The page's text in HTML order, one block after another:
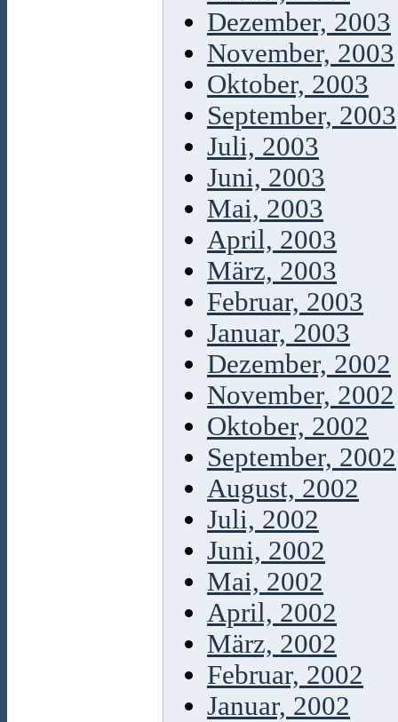
Dezember, 2003
November, 2003
Oktober, 2003
September, 2003
Juli, 2003
Juni, 2003
Mai, 2003
April, 2003
März, 2003
Februar, 2003
Januar, 2003
Dezember, 2002
November, 2002
Oktober, 2002
September, 2002
August, 2002
Juli, 2002
Juni, 2002
Mai, 2002
April, 2002
März, 2002
Februar, 2002
Januar, 2002